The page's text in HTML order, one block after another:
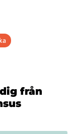
från